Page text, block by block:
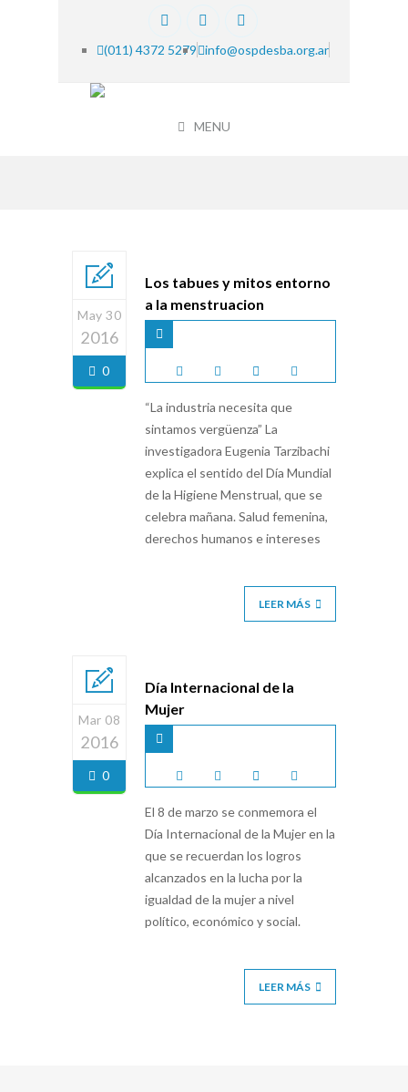
(011) 4372 5279 info@ospdesba.org.ar
MENU
May 30
2016
0
Los tabues y mitos entorno
a la menstruacion
“La industria necesita que
sintamos vergüenza” La
investigadora Eugenia Tarzibachi
explica el sentido del Día Mundial
de la Higiene Menstrual, que se
celebra mañana. Salud femenina,
derechos humanos e intereses
LEER MÁS
Mar 08
2016
0
Día Internacional de la
Mujer
El 8 de marzo se conmemora el
Día Internacional de la Mujer en la
que se recuerdan los logros
alcanzados en la lucha por la
igualdad de la mujer a nivel
político, económico y social.
LEER MÁS